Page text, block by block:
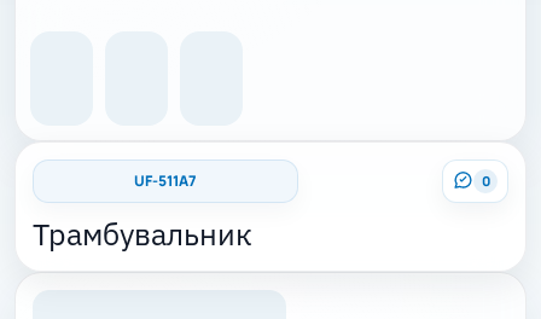
0
UF-511A7
Трамбувальник